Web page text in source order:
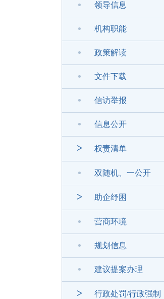
领导信息
机构职能
政策解读
文件下载
信访举报
信息公开
> 权责清单
双随机、一公开
> 助企纾困
营商环境
规划信息
建议提案办理
> 行政处罚/行政强制